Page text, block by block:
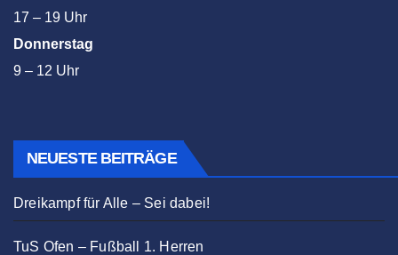
17 – 19 Uhr
Donnerstag
9 – 12 Uhr
NEUESTE BEITRÄGE
Dreikampf für Alle – Sei dabei!
TuS Ofen – Fußball 1. Herren